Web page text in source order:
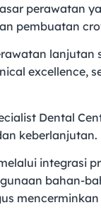
perawatan
pembuatan
excellence,
Dental
keberlanjutan.
integrasi
bahan-